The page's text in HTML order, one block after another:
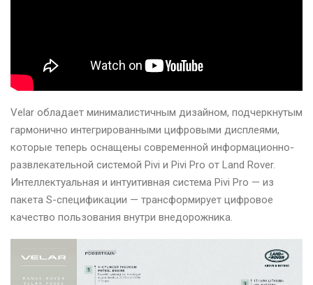
Velar обладает минималистичным дизайном, подчеркнутым
гармонично интегрированными цифровыми дисплеями,
которые теперь оснащены современной информационно-
развлекательной системой Pivi и Pivi Pro от Land Rover.
Интеллектуальная и интуитивная система Pivi Pro — из
пакета S-спецификации — трансформирует цифровое
качество пользования внутри внедорожника.